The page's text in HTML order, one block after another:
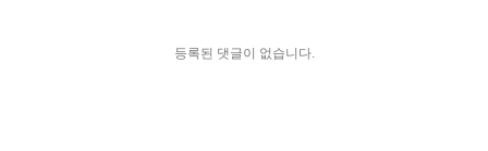
등록된 댓글이 없습니다.